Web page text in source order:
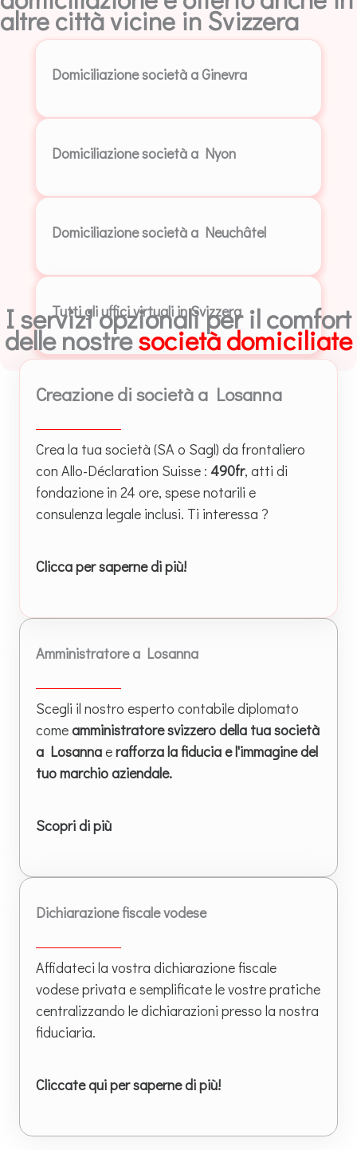
altre città vicine in Svizzera
Domiciliazione società a Ginevra
Domiciliazione società a Nyon
Domiciliazione società a Neuchâtel
Tutti gli uffici virtuali in Svizzera
I servizi opzionali per il comfort
delle nostresocietà domiciliate
Creazione di società a Losanna
Crea la tua società (SA o Sagl) da frontaliero
con Allo-Déclaration Suisse : 490fr, atti di
fondazione in 24 ore, spese notarili e
consulenza legale inclusi. Ti interessa ?
Clicca per saperne di più!
Amministratore a Losanna
Scegli il nostro esperto contabile diplomato
comeamministratore svizzero della tua società
a Losannaerafforza la fiducia e l'immagine del
tuo marchio aziendale.
Scopri di più
Dichiarazione fiscale vodese
Affidateci la vostra dichiarazione fiscale
vodese privata e semplificate le vostre pratiche
centralizzando le dichiarazioni presso la nostra
fiduciaria.
Cliccate qui per saperne di più!